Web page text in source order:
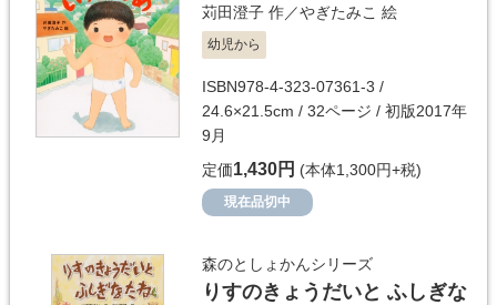
苅田澄子 作／やぎたみこ 絵
幼児から
ISBN978-4-323-07361-3 /
24.6×21.5cm / 32ページ / 初版2017年
9月
定価1,430円 (本体1,300円+税)
現在品切中
森のとしょかんシリーズ
りすのきょうだいと ふしぎな